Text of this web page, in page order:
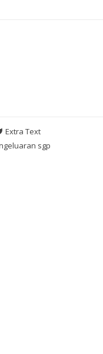
Extra Text
sgp